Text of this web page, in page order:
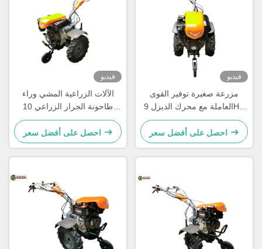
فيديو
الآلات الزراعية المشي وراء
طاحونة الجرار الزراعي 10
حصان جرار ديزل صغير ذو
عجلتين
احصل على أفضل سعر
فيديو
مزرعة صغيرة توفير القوى
العاملة مع محرك الديزل 9HP
ومقبض قابل للتعديل
احصل على أفضل سعر